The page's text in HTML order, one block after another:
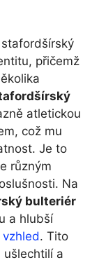
přičemž
atletickou
což mu
Je to
různým
Na
bulteriér
a hlubší
. Tito
ušlechtilí a